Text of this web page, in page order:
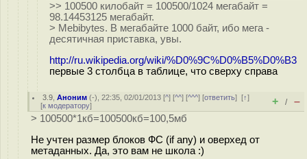
>> 100500 килобайт = 100500/1024 мегабайт =
98.14453125 мегабайт.
> Mebibytes. В мегабайте 1000 байт, ибо мега -
десятичная приставка, увы.
http://ru.wikipedia.org/wiki/%D0%9C%D0%B5%D0%B3
первые 3 столбца в таблице, что сверху справа
3.9 ,Аноним (-), 22:35, 02/01/2013 [^] [^^] [^^^] [ответить][↑]
[к модератору] + / –
> 100500*1кб=100500кб=100,5мб
Не учтен размер блоков ФС (if any) и оверхед от
метаданных. Да, это вам не школа :)